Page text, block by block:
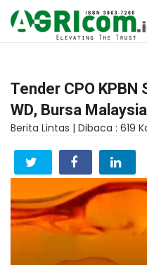
Tender CPO
WD, Bursa
Berita Lintas | Dibaca : 619